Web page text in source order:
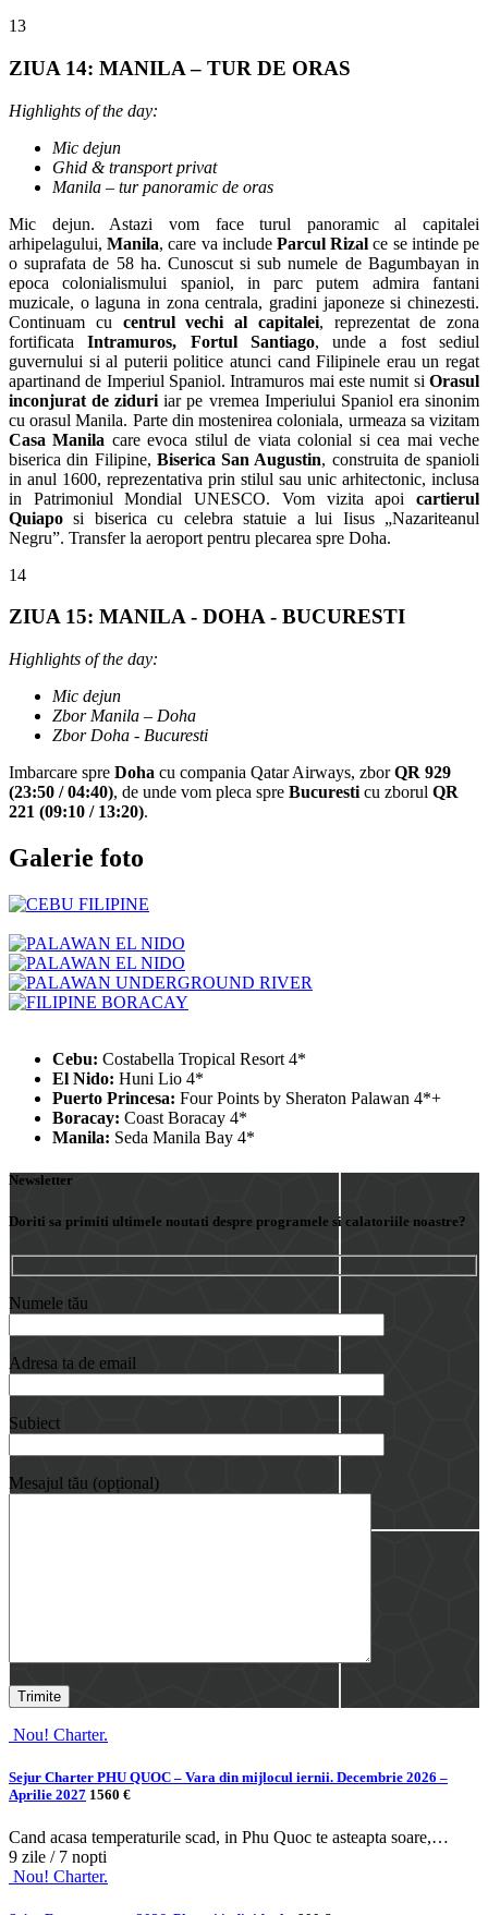
13
ZIUA 14: MANILA – TUR DE ORAS
Highlights of the day:
Mic dejun
Ghid & transport privat
Manila – tur panoramic de oras
Mic dejun. Astazi vom face turul panoramic al capitalei
arhipelagului,Manila, care va includeParcul Rizal ce se intinde pe
o suprafata de 58 ha. Cunoscut si sub numele de Bagumbayan in
epoca colonialismului spaniol, in parc putem admira fantani
muzicale, o laguna in zona centrala, gradini japoneze si chinezesti.
Continuam cu centrul vechi al capitalei, reprezentat de zona
fortificataIntramuros, Fortul Santiago, unde a fost sediul
guvernului si al puterii politice atunci cand Filipinele erau un regat
apartinand de Imperiul Spaniol. Intramuros mai este numit si Orasul
inconjurat de ziduri iar pe vremea Imperiului Spaniol era sinonim
cu orasul Manila. Parte din mostenirea coloniala, urmeaza sa vizitam
Casa Manila care evoca stilul de viata colonial si cea mai veche
biserica din Filipine, Biserica San Augustin, construita de spanioli
in anul 1600, reprezentativa prin stilul sau unic arhitectonic, inclusa
in Patrimoniul Mondial UNESCO. Vom vizita apoi cartierul
Quiapo si biserica cu celebra statuie a lui Iisus „Nazariteanul
Negru”. Transfer la aeroport pentru plecarea spre Doha.
14
ZIUA 15: MANILA - DOHA - BUCURESTI
Highlights of the day:
Mic dejun
Zbor Manila – Doha
Zbor Doha - Bucuresti
Imbarcare spre Doha cu compania Qatar Airways, zborQR 929
(23:50 /04:40), de unde vom pleca spre Bucuresti cu zborul QR
221 (09:10 / 13:20).
Galerie foto
Cebu: Costabella Tropical Resort 4*
El Nido: Huni Lio 4*
Puerto Princesa: Four Points by Sheraton Palawan 4*+
Boracay: Coast Boracay 4*
Manila: Seda Manila Bay 4*
Newsletter
Doriti sa primiti ultimele noutati despre programele si calatoriile noastre?
Numele tău
Adresa ta de email
Subiect
Mesajul tău (opțional)
Nou! Charter.
Sejur Charter PHU QUOC – Vara din mijlocul iernii. Decembrie 2026 –
Aprilie 2027 1560 €
Cand acasa temperaturile scad, in Phu Quoc te asteapta soare,…
9 zile / 7 nopti
Nou! Charter.